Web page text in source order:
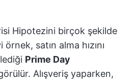
Hipotezini birçok şekilde
satın alma hızını
Prime Day
Alışveriş yaparken,